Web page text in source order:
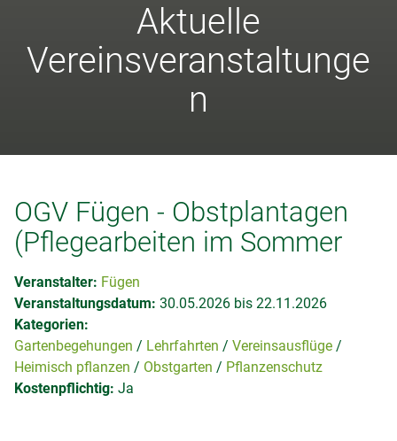
Aktuelle
Vereinsveranstaltunge
n
OGV Fügen - Obstplantagen
(Pflegearbeiten im Sommer
Veranstalter: Fügen
Veranstaltungsdatum: 30.05.2026 bis 22.11.2026
Kategorien:
Gartenbegehungen
Lehrfahrten
Vereinsausflüge
Heimisch pflanzen
Obstgarten
Pflanzenschutz
Kostenpflichtig: Ja